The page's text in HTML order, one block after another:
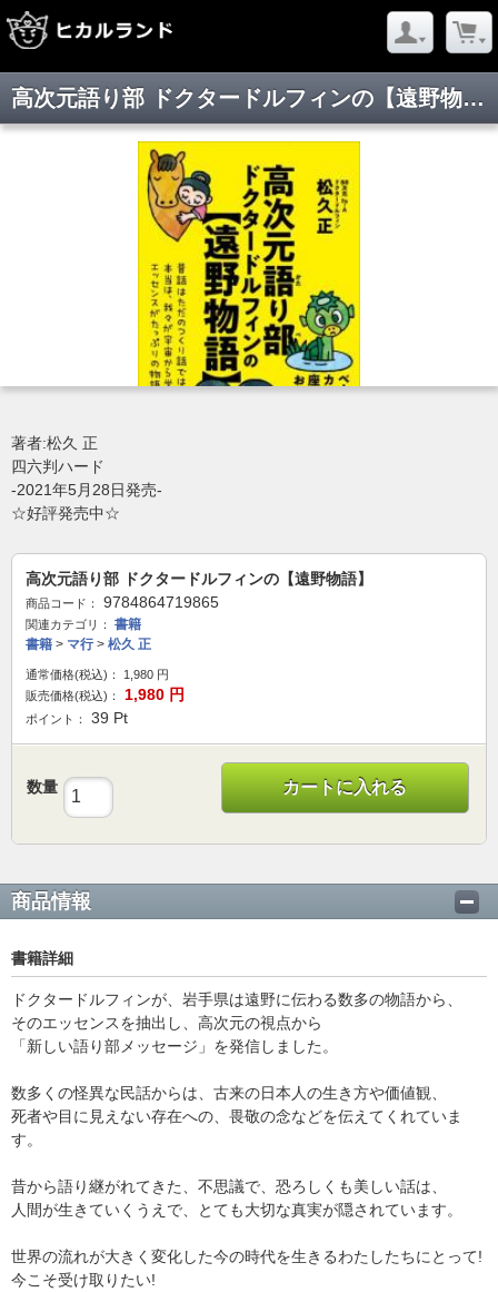
高次元語り部 ドクタードルフィンの【遠野物語】
著者:松久 正
四六判ハード
-2021年5月28日発売-
☆好評発売中☆
高次元語り部 ドクタードルフィンの【遠野物語】
商品コード： 9784864719865
関連カテゴリ：
書籍
書籍 > マ行> 松久 正
通常価格(税込)： 1,980 円
販売価格(税込)：
1,980 円
ポイント： 39 Pt
数量 カートに入れる
商品情報
書籍詳細
ドクタードルフィンが、岩手県は遠野に伝わる数多の物語から、
そのエッセンスを抽出し、高次元の視点から
「新しい語り部メッセージ」を発信しました。
数多くの怪異な民話からは、古来の日本人の生き方や価値観、
死者や目に見えない存在への、畏敬の念などを伝えてくれていま
す。
昔から語り継がれてきた、不思議で、恐ろしくも美しい話は、
人間が生きていくうえで、とても大切な真実が隠されています。
世界の流れが大きく変化した今の時代を生きるわたしたちにとって!
今こそ受け取りたい!